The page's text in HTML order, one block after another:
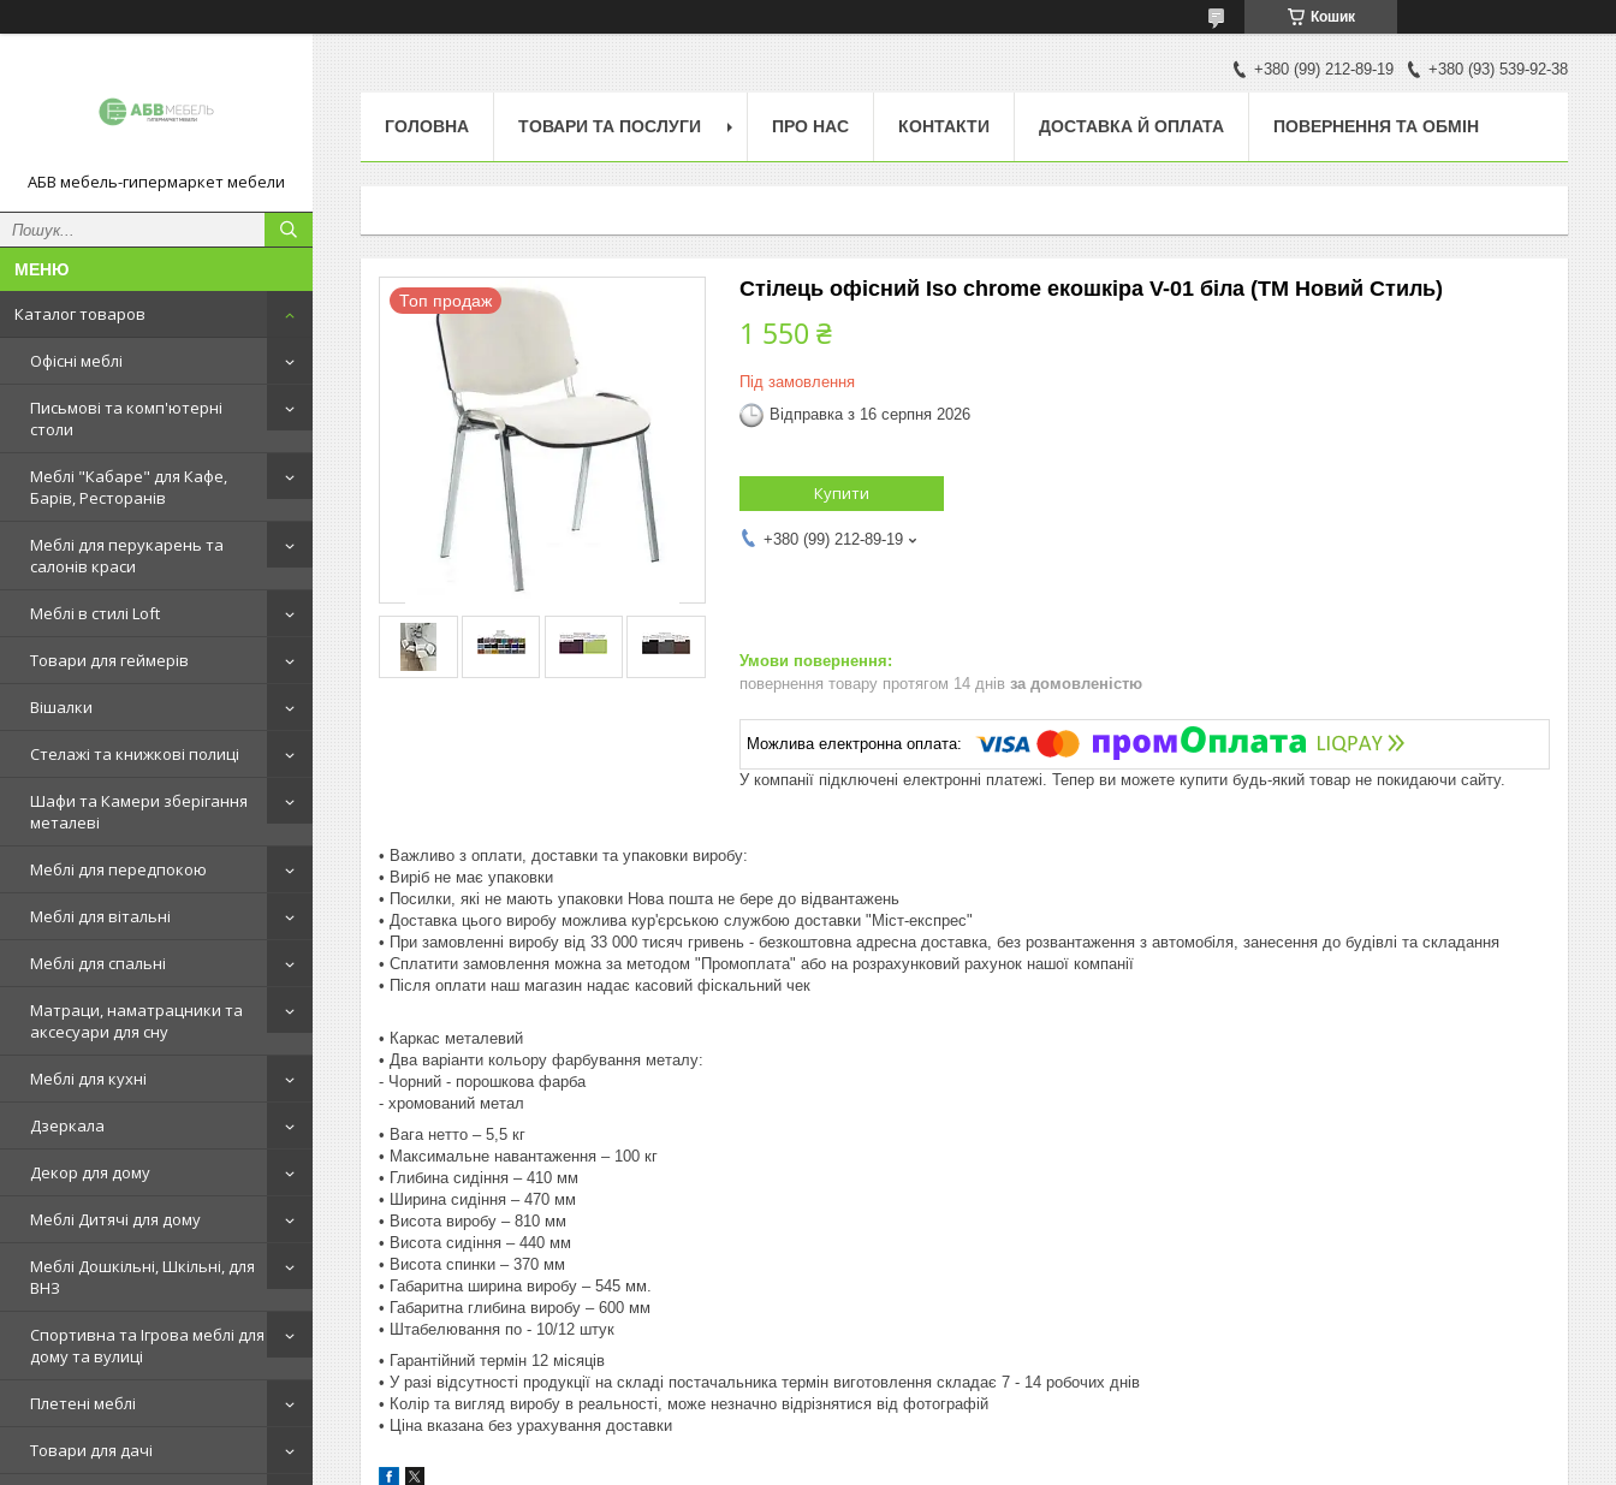
Кошик
АБВ мебель-гипермаркет мебели
Каталог товаров
Офісні меблі
Письмові та комп'ютерні
столи
Меблі "Кабаре" для Кафе,
Барів, Ресторанів
Меблі для перукарень та
салонів краси
Меблі в стилі Loft
Товари для геймерів
Вішалки
Стелажі та книжкові полиці
Шафи та Камери зберігання
металеві
Меблі для передпокою
Меблі для вітальні
Меблі для спальні
Матраци, наматрацники та
аксесуари для сну
Меблі для кухні
Дзеркала
Декор для дому
Меблі Дитячі для дому
Меблі Дошкільні, Шкільні, для
ВНЗ
Спортивна та Ігрова меблі для
дому та вулиці
Плетені меблі
Товари для дачі
+380 (99) 212-89-19 +380 (93) 539-92-38
ГОЛОВНА ТОВАРИ ТА ПОСЛУГИ ПРО НАС КОНТАКТИ ДОСТАВКА Й ОПЛАТА ПОВЕРНЕННЯ ТА ОБМІН
Топ продаж Стілець офісний Iso chrome екошкіра V-01 біла (ТМ Новий Стиль)
1 550 ₴
Під замовлення
Відправка з 16 серпня 2026
Купити
+380 (99) 212-89-19
повернення товару протягом 14 днів за домовленістю
У компанії підключені електронні платежі. Тепер ви можете купити будь-який товар не покидаючи сайту.
• Важливо з оплати, доставки та упаковки виробу:
• Виріб не має упаковки
• Посилки, які не мають упаковки Нова пошта не бере до відвантажень
• Доставка цього виробу можлива кур'єрською службою доставки "Міст-експрес"
• При замовленні виробу від 33 000 тисяч гривень - безкоштовна адресна доставка, без розвантаження з автомобіля, занесення до будівлі та складання
• Сплатити замовлення можна за методом "Промоплата" або на розрахунковий рахунок нашої компанії
• Після оплати наш магазин надає касовий фіскальний чек
• Каркас металевий
• Два варіанти кольору фарбування металу:
- Чорний - порошкова фарба
- хромований метал
• Вага нетто – 5,5 кг
• Максимальне навантаження – 100 кг
• Глибина сидіння – 410 мм
• Ширина сидіння – 470 мм
• Висота виробу – 810 мм
• Висота сидіння – 440 мм
• Висота спинки – 370 мм
• Габаритна ширина виробу – 545 мм.
• Габаритна глибина виробу – 600 мм
• Штабелювання по - 10/12 штук
• Гарантійний термін 12 місяців
• У разі відсутності продукції на складі постачальника термін виготовлення складає 7 - 14 робочих днів
• Колір та вигляд виробу в реальності, може незначно відрізнятися від фотографій
• Ціна вказана без урахування доставки